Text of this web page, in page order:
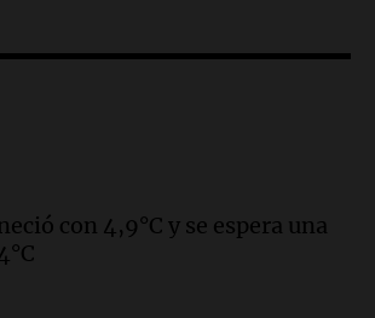
el pedido de Facundo
Arizaga
obtuvo la libertad bajo fianza
Unidos
con 4,9°C y se espera una